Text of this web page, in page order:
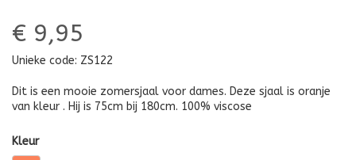
€ 9,95
Unieke code: ZS122
Dit is een mooie zomersjaal voor dames. Deze sjaal is oranje
van kleur . Hij is 75cm bij 180cm. 100% viscose
Kleur